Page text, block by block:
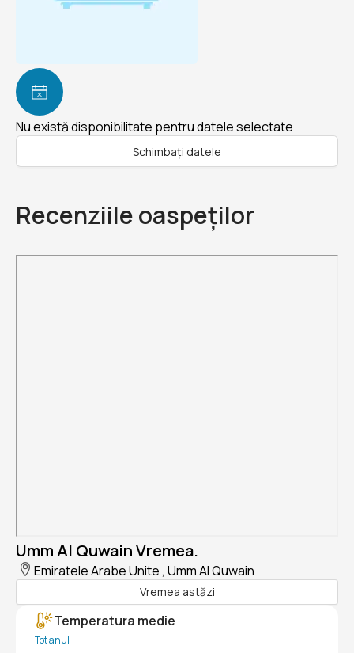
Nu există disponibilitate pentru datele selectate
Schimbați datele
Recenziile oaspeților
Umm Al Quwain Vremea.
Emiratele Arabe Unite , Umm Al Quwain
Vremea astăzi
Temperatura medie
Tot anul